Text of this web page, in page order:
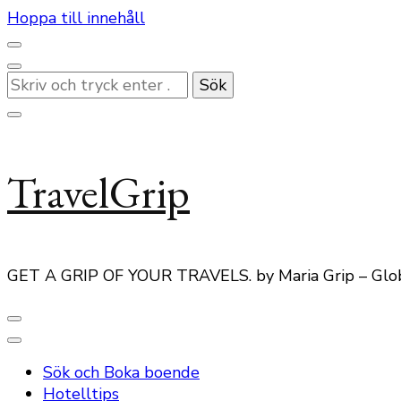
Hoppa till innehåll
Letar
du
efter
TravelGrip
GET A GRIP OF YOUR TRAVELS. by Maria Grip –
Sök och Boka boende
Hotelltips